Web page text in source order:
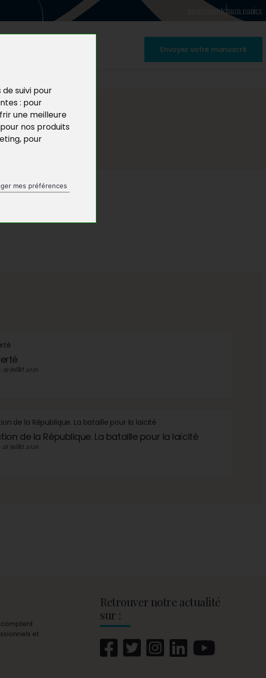
suivi pour
: pour
une meilleure
nos produits
, pour
mes préférences
mon comptemon panier
Envoyez votre manuscrit
29 juillet 2026
de la République. La bataille pour la laïcité
28 juillet 2026
comptent
et
Retrouver notre actualité
sur :